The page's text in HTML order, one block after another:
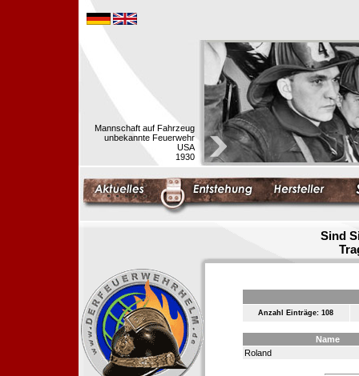
Mannschaft auf Fahrzeug
unbekannte Feuerwehr
USA
1930
Sind
Anzahl Einträge: 108
Name
Roland